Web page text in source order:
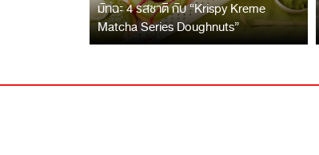
มัทฉะ 4 รสชาติ กับ “Krispy Kreme
Matcha Series Doughnuts”